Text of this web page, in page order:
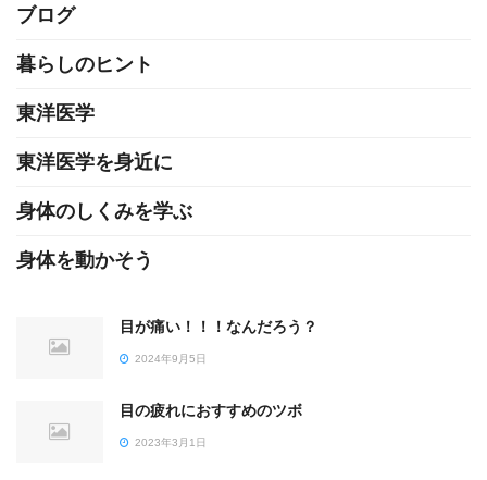
ブログ
暮らしのヒント
東洋医学
東洋医学を身近に
身体のしくみを学ぶ
身体を動かそう
目が痛い！！！なんだろう？
2024年9月5日
目の疲れにおすすめのツボ
2023年3月1日